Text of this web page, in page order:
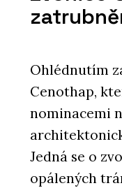
Ohlédnutím
Cenothap,
nominacemi
Jedná se o
opálených